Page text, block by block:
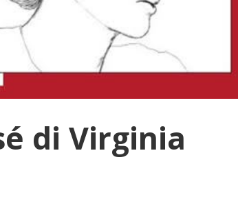
di Virginia